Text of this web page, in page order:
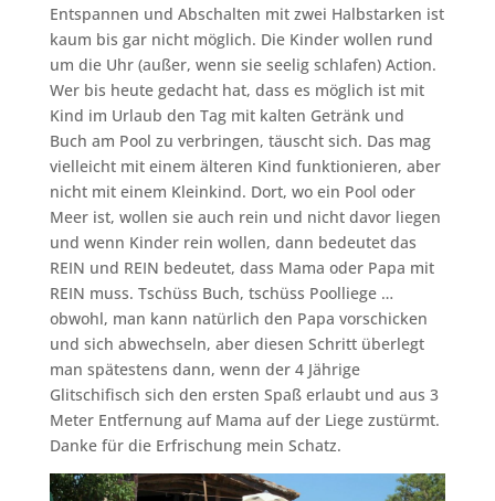
Entspannen und Abschalten mit zwei Halbstarken ist
kaum bis gar nicht möglich. Die Kinder wollen rund
um die Uhr (außer, wenn sie seelig schlafen) Action.
Wer bis heute gedacht hat, dass es möglich ist mit
Kind im Urlaub den Tag mit kalten Getränk und
Buch am Pool zu verbringen, täuscht sich. Das mag
vielleicht mit einem älteren Kind funktionieren, aber
nicht mit einem Kleinkind. Dort, wo ein Pool oder
Meer ist, wollen sie auch rein und nicht davor liegen
und wenn Kinder rein wollen, dann bedeutet das
REIN und REIN bedeutet, dass Mama oder Papa mit
REIN muss. Tschüss Buch, tschüss Poolliege …
obwohl, man kann natürlich den Papa vorschicken
und sich abwechseln, aber diesen Schritt überlegt
man spätestens dann, wenn der 4 Jährige
Glitschifisch sich den ersten Spaß erlaubt und aus 3
Meter Entfernung auf Mama auf der Liege zustürmt.
Danke für die Erfrischung mein Schatz.